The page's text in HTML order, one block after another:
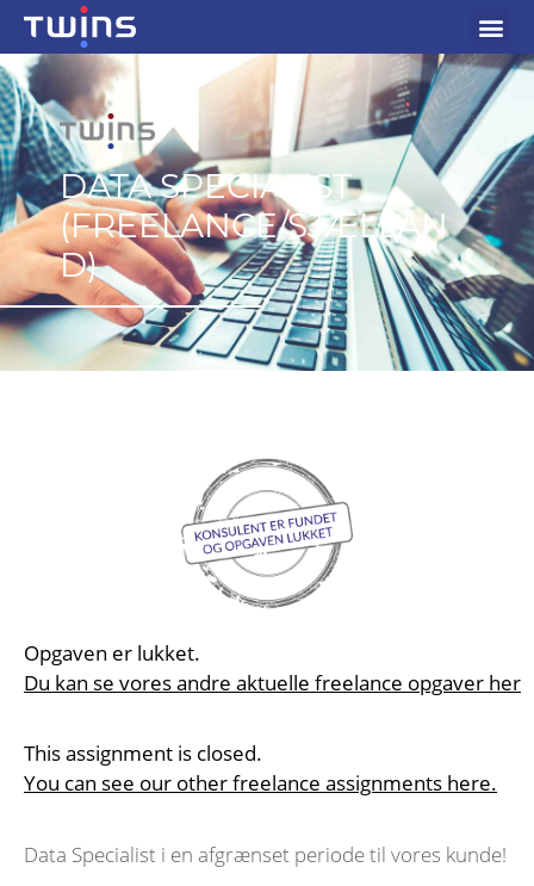
DATA SPECIALIST
(FREELANCE/SJÆLLAN
D)
Opgaven er lukket.
Du kan se vores andre aktuelle freelance opgaver her
This assignment is closed.
You can see our other freelance assignments here.
Data Specialist i en afgrænset periode til vores kunde!